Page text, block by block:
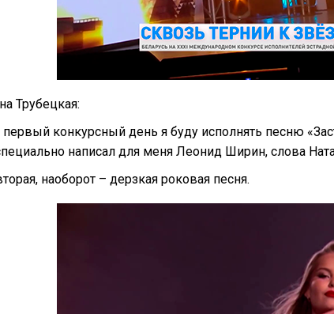
Трубецкая:
первый конкурсный день я буду исполнять песню
написал для меня Леонид Ширин, слова
наоборот – дерзкая роковая песня.